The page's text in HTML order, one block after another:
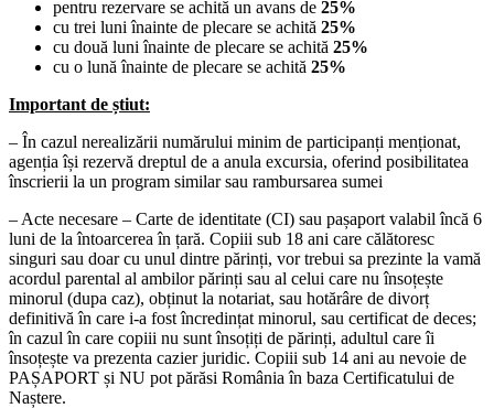
pentru rezervare se achită un avans de 25%
cu trei luni înainte de plecare se achită 25%
cu două luni înainte de plecare se achită 25%
cu o lună înainte de plecare se achită 25%
Important de știut:
– În cazul nerealizării numărului minim de participanți menționat,
agenția își rezervă dreptul de a anula excursia, oferind posibilitatea
înscrierii la un program similar sau rambursarea sumei
– Acte necesare – Carte de identitate (CI) sau pașaport valabil încă 6
luni de la întoarcerea în țară. Copiii sub 18 ani care călătoresc
singuri sau doar cu unul dintre părinți, vor trebui sa prezinte la vamă
acordul parental al ambilor părinți sau al celui care nu însoțește
minorul (dupa caz), obținut la notariat, sau hotărâre de divorț
definitivă în care i-a fost încredințat minorul, sau certificat de deces;
în cazul în care copiii nu sunt însoțiți de părinți, adultul care îi
însoțește va prezenta cazier juridic. Copiii sub 14 ani au nevoie de
PAȘAPORT și NU pot părăsi România în baza Certificatului de
Naștere.